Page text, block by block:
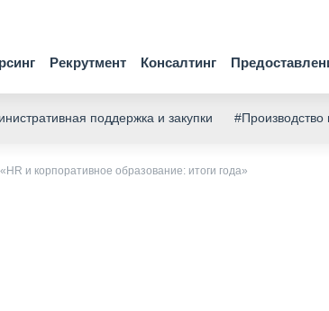
Рекрутмент Консалтинг
поддержка и закупки #Производство
и корпоративное образование: итоги года»